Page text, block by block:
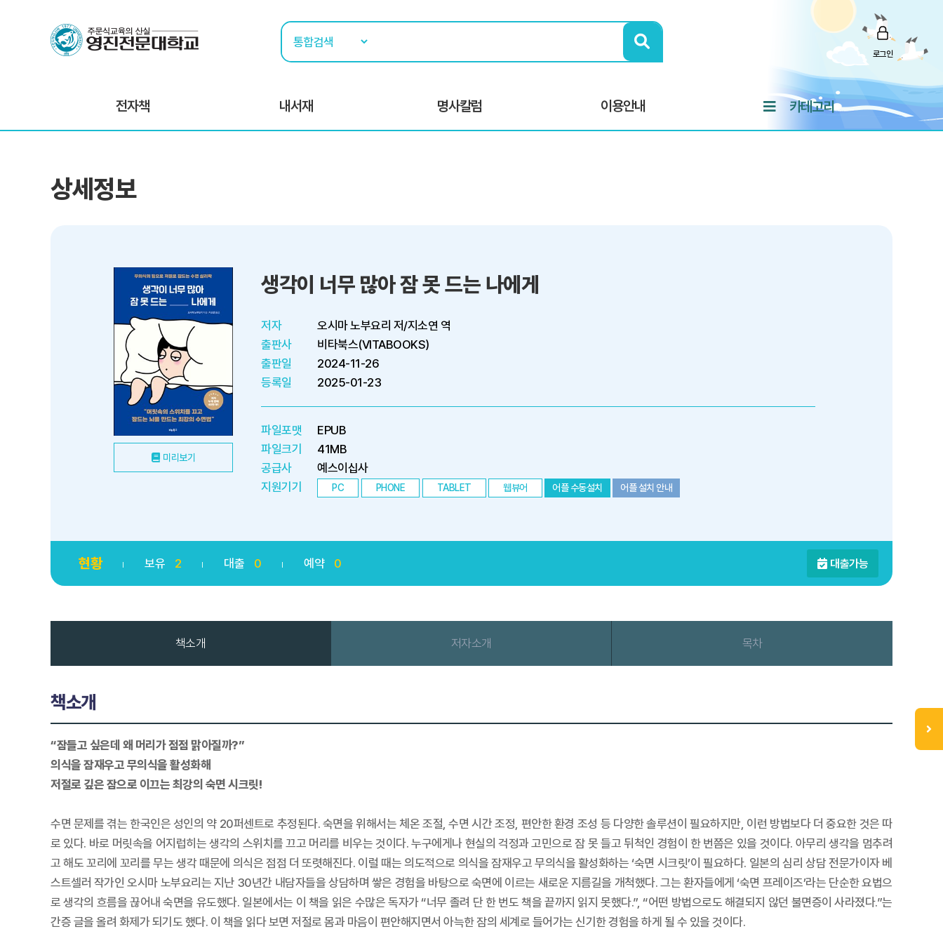
로그인
전자책 내서재 명사칼럼 이용안내 카테고리
상세정보
미리보기
생각이 너무 많아 잠 못 드는 나에게
저자
오시마 노부요리 저/지소연 역
출판사
비타북스(VITABOOKS)
출판일
2024-11-26
등록일
2025-01-23
파일포맷
EPUB
파일크기
41MB
공급사
예스이십사
지원기기
PC PHONE TABLET 웹뷰어 어플 수동설치 어플 설치 안내
현황 보유 2 대출 0 예약 0 대출가능
책소개 저자소개 목차
책소개
“잠들고 싶은데 왜 머리가 점점 맑아질까?”
의식을 잠재우고 무의식을 활성화해
저절로 깊은 잠으로 이끄는 최강의 숙면 시크릿!
수면 문제를 겪는 한국인은 성인의 약 20퍼센트로 추정된다. 숙면을 위해서는 체온 조절, 수면 시간 조정, 편안한 환경 조성 등 다양한 솔루션이 필요하지만, 이런 방법보다 더 중요한 것은 따
로 있다. 바로 머릿속을 어지럽히는 생각의 스위치를 끄고 머리를 비우는 것이다. 누구에게나 현실의 걱정과 고민으로 잠 못 들고 뒤척인 경험이 한 번쯤은 있을 것이다. 아무리 생각을 멈추려
고 해도 꼬리에 꼬리를 무는 생각 때문에 의식은 점점 더 또렷해진다. 이럴 때는 의도적으로 의식을 잠재우고 무의식을 활성화하는 ‘숙면 시크릿’이 필요하다. 일본의 심리 상담 전문가이자 베
스트셀러 작가인 오시마 노부요리는 지난 30년간 내담자들을 상담하며 쌓은 경험을 바탕으로 숙면에 이르는 새로운 지름길을 개척했다. 그는 환자들에게 ‘숙면 프레이즈’라는 단순한 요법으
로 생각의 흐름을 끊어내 숙면을 유도했다. 일본에서는 이 책을 읽은 수많은 독자가 “너무 졸려 단 한 번도 책을 끝까지 읽지 못했다.”, “어떤 방법으로도 해결되지 않던 불면증이 사라졌다.”는
간증 글을 올려 화제가 되기도 했다. 이 책을 읽다 보면 저절로 몸과 마음이 편안해지면서 아늑한 잠의 세계로 들어가는 신기한 경험을 하게 될 수 있을 것이다.